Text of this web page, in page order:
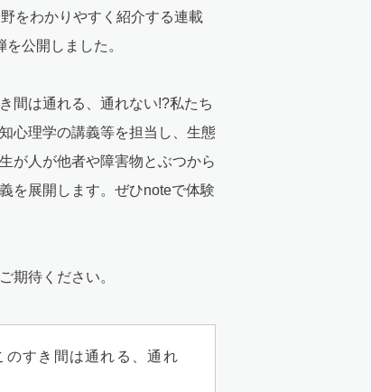
をわかりやすく紹介する連載
公開しました。
間は通れる、通れない!?私たち
心理学の講義等を担当し、生態
が人が他者や障害物とぶつから
を展開します。ぜひnoteで体験
期待ください。
すき間は通れる、通れ